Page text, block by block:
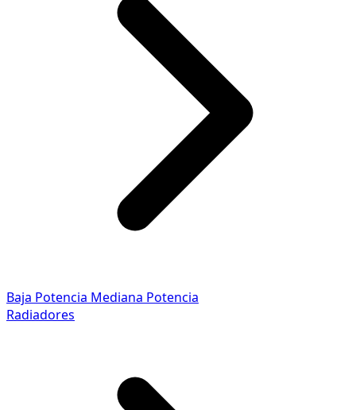
Baja Potencia Mediana Potencia
Radiadores